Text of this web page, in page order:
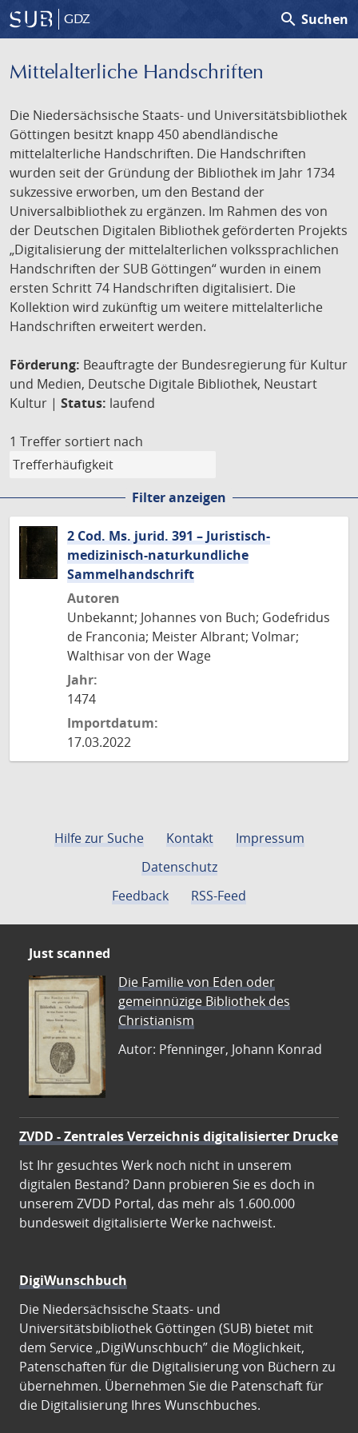
GDZ search Suchen
Mittelalterliche Handschriften
Die Niedersächsische Staats- und Universitätsbibliothek
Göttingen besitzt knapp 450 abendländische
mittelalterliche Handschriften. Die Handschriften
wurden seit der Gründung der Bibliothek im Jahr 1734
sukzessive erworben, um den Bestand der
Universalbibliothek zu ergänzen. Im Rahmen des von
der Deutschen Digitalen Bibliothek geförderten Projekts
„Digitalisierung der mittelalterlichen volkssprachlichen
Handschriften der SUB Göttingen“ wurden in einem
ersten Schritt 74 Handschriften digitalisiert. Die
Kollektion wird zukünftig um weitere mittelalterliche
Handschriften erweitert werden.
Förderung: Beauftragte der Bundesregierung für Kultur
und Medien, Deutsche Digitale Bibliothek, Neustart
Kultur | Status: laufend
1 Treffer sortiert nach
Filter anzeigen
2 Cod. Ms. jurid. 391 – Juristisch-
medizinisch-naturkundliche
Sammelhandschrift
Autoren
Unbekannt; Johannes von Buch; Godefridus
de Franconia; Meister Albrant; Volmar;
Walthisar von der Wage
Jahr:
1474
Importdatum:
17.03.2022
Hilfe zur Suche Kontakt
Impressum
Datenschutz
Feedback
RSS-Feed
Just scanned
Die Familie von Eden oder
gemeinnüzige Bibliothek des
Christianism
Autor: Pfenninger, Johann Konrad
ZVDD - Zentrales Verzeichnis digitalisierter Drucke
Ist Ihr gesuchtes Werk noch nicht in unserem
digitalen Bestand? Dann probieren Sie es doch in
unserem ZVDD Portal, das mehr als 1.600.000
bundesweit digitalisierte Werke nachweist.
DigiWunschbuch
Die Niedersächsische Staats- und
Universitätsbibliothek Göttingen (SUB) bietet mit
dem Service „DigiWunschbuch” die Möglichkeit,
Patenschaften für die Digitalisierung von Büchern zu
übernehmen. Übernehmen Sie die Patenschaft für
die Digitalisierung Ihres Wunschbuches.